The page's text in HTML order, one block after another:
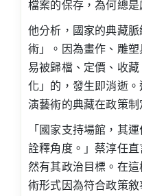
檔案的保存，為何總
他分析，國家的典藏
術」。因為畫作、雕
易被歸檔、定價、收
化」的，發生即消逝
演藝術的典藏在政策
「國家支持場館，其
詮釋角度。」蔡淳任
然有其政治目標。在
術形式因為符合政策